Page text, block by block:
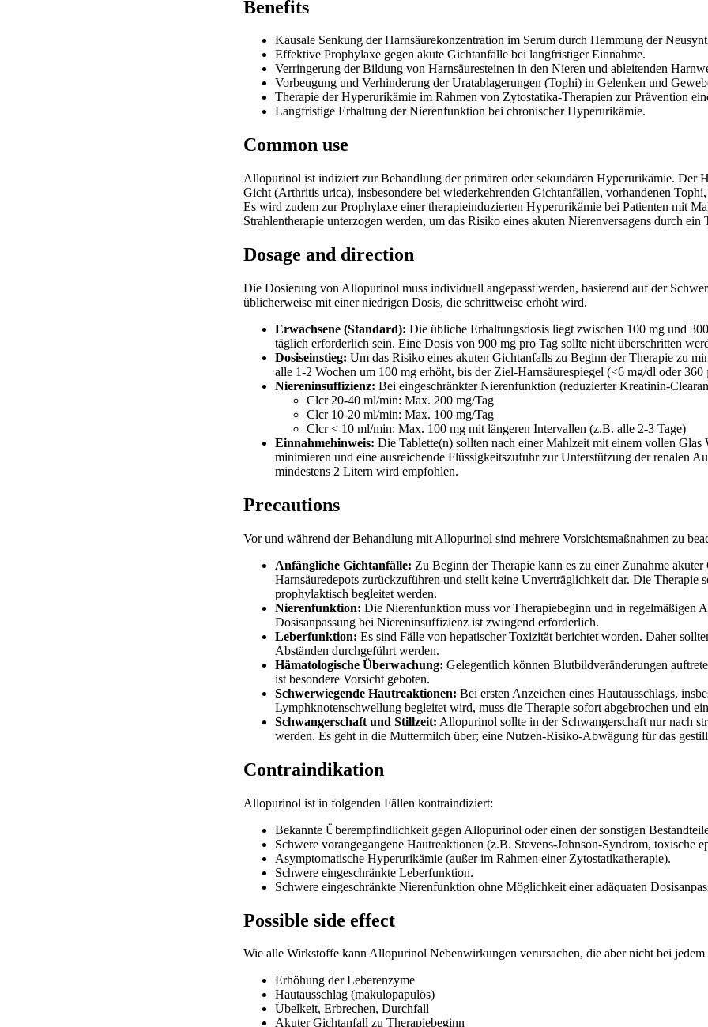
Benefits
Kausale Senkung der Harnsäurekonzentration im Serum durch Hemmung der
Effektive Prophylaxe gegen akute Gichtanfälle bei langfristiger Einnahme.
Verringerung der Bildung von Harnsäuresteinen in den Nieren und ableitenden
Vorbeugung und Verhinderung der Uratablagerungen (Tophi) in Gelenken und
Therapie der Hyperurikämie im Rahmen von Zytostatika-Therapien zur Prävention
Langfristige Erhaltung der Nierenfunktion bei chronischer Hyperurikämie.
Common use
Allopurinol ist indiziert zur Behandlung der primären oder sekundären Hyperurikämie. Der
Gicht (Arthritis urica), insbesondere bei wiederkehrenden Gichtanfällen, vorhandenen
Es wird zudem zur Prophylaxe einer therapieinduzierten Hyperurikämie bei Patienten mit
Strahlentherapie unterzogen werden, um das Risiko eines akuten Nierenversagens durch
Dosage and direction
Die Dosierung von Allopurinol muss individuell angepasst werden, basierend auf der
üblicherweise mit einer niedrigen Dosis, die schrittweise erhöht wird.
Erwachsene (Standard): Die übliche Erhaltungsdosis liegt zwischen 100 mg und
täglich erforderlich sein. Eine Dosis von 900 mg pro Tag sollte nicht überschritten
Dosiseinstieg: Um das Risiko eines akuten Gichtanfalls zu Beginn der Therapie zu
alle 1-2 Wochen um 100 mg erhöht, bis der Ziel-Harnsäurespiegel (<6 mg/dl oder
Niereninsuffizienz: Bei eingeschränkter Nierenfunktion (reduzierter Kreatinin-
Clcr 20-40 ml/min: Max. 200 mg/Tag
Clcr 10-20 ml/min: Max. 100 mg/Tag
Clcr < 10 ml/min: Max. 100 mg mit längeren Intervallen (z.B. alle 2-3 Tage)
Einnahmehinweis: Die Tablette(n) sollten nach einer Mahlzeit mit einem vollen Glas
minimieren und eine ausreichende Flüssigkeitszufuhr zur Unterstützung der renalen
mindestens 2 Litern wird empfohlen.
Precautions
Vor und während der Behandlung mit Allopurinol sind mehrere Vorsichtsmaßnahmen zu
Anfängliche Gichtanfälle: Zu Beginn der Therapie kann es zu einer Zunahme
Harnsäuredepots zurückzuführen und stellt keine Unverträglichkeit dar. Die
prophylaktisch begleitet werden.
Nierenfunktion: Die Nierenfunktion muss vor Therapiebeginn und in regelmäßigen
Dosisanpassung bei Niereninsuffizienz ist zwingend erforderlich.
Leberfunktion: Es sind Fälle von hepatischer Toxizität berichtet worden. Daher
Abständen durchgeführt werden.
Hämatologische Überwachung: Gelegentlich können Blutbildveränderungen
ist besondere Vorsicht geboten.
Schwerwiegende Hautreaktionen: Bei ersten Anzeichen eines Hautausschlags,
Lymphknotenschwellung begleitet wird, muss die Therapie sofort abgebrochen und
Schwangerschaft und Stillzeit: Allopurinol sollte in der Schwangerschaft nur nach
werden. Es geht in die Muttermilch über; eine Nutzen-Risiko-Abwägung für das
Contraindikation
Allopurinol ist in folgenden Fällen kontraindiziert:
Bekannte Überempfindlichkeit gegen Allopurinol oder einen der sonstigen
Schwere vorangegangene Hautreaktionen (z.B. Stevens-Johnson-Syndrom, toxische
Asymptomatische Hyperurikämie (außer im Rahmen einer Zytostatikatherapie).
Schwere eingeschränkte Leberfunktion.
Schwere eingeschränkte Nierenfunktion ohne Möglichkeit einer adäquaten
Possible side effect
Wie alle Wirkstoffe kann Allopurinol Nebenwirkungen verursachen, die aber nicht bei jedem
Erhöhung der Leberenzyme
Hautausschlag (makulopapulös)
Übelkeit, Erbrechen, Durchfall
Akuter Gichtanfall zu Therapiebeginn